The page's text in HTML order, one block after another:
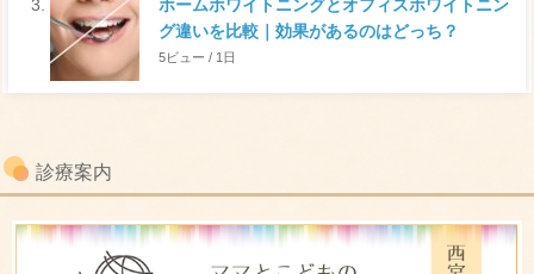
ホームホワイトニングとオフィスホワイトニン
グ違いを比較｜効果があるのはどっち？
5ビュー / 1日
診療案内